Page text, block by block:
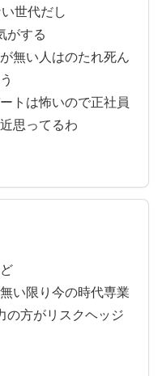
世代だし
がする
無い人はのたれ死ん
トは怖いので正社員
思ってるわ
い限り今の時代専業
の方がリスクヘッジ